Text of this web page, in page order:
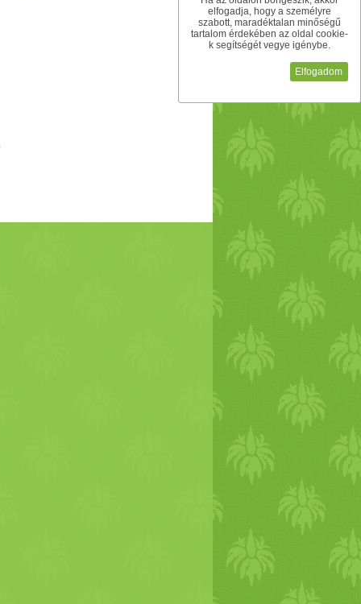
elfogadja, hogy a személyre
szabott, maradéktalan minőségű
tartalom érdekében az oldal cookie-
k segítségét vegye igénybe.
Elfogadom